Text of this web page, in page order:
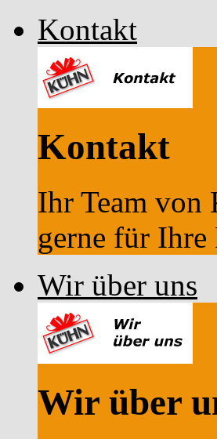
Kontakt
Kontakt
Ihr Team von
gerne für Ihre
Wir über uns
Wir über